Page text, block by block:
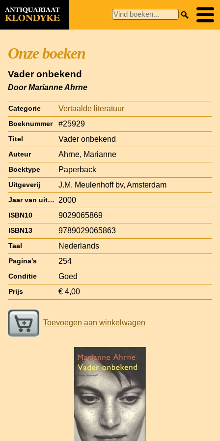
Onze boeken
Vader onbekend
Door Marianne Ahrne
Categorie Vertaalde literatuur
Boeknummer #25929
Titel Vader onbekend
Auteur Ahrne, Marianne
Boektype Paperback
Uitgeverij J.M. Meulenhoff bv, Amsterdam
Jaar van uitgave 2000
ISBN10 9029065869
ISBN13 9789029065863
Taal Nederlands
Pagina's 254
Conditie Goed
Prijs € 4,00
Toevoegen aan winkelwagen